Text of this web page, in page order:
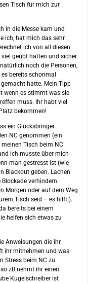
Tisch für mich zur
in die Messe kam und
ich, hat mich das sehr
ich von all diesen
geübt hatten und sicher
noch die Personen,
bereits schonmal
hatte. Mein Tipp
wenn es stimmt was sie
muss. Ihr habt viel
bekommen!
ein Glücksbringer
NC genommen (ein
Tisch beim NC
ich musste über mich
man gestresst ist (wie
Blackout geben. Lachen
verhindern.
Morgen oder auf dem Weg
Tisch seid – es hilft!).
bereits bei einem
helfen sich etwas zu
Anweisungen die ihr
ihr mitnehmen und was
Stress beim NC zu
zB nehmt ihr einen
Kugelschreiber ist